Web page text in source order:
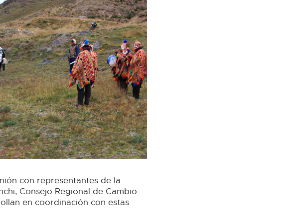
con representantes de la
Consejo Regional de Cambio
en coordinación con estas